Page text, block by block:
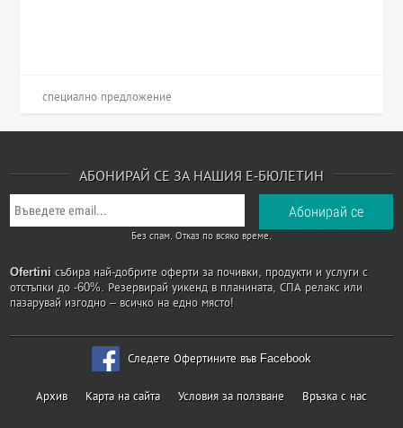
специално предложение
АБОНИРАЙ СЕ ЗА НАШИЯ Е-БЮЛЕТИН
Без спам. Отказ по всяко време.
Ofertini събира най-добрите оферти за почивки, продукти и услуги с
отстъпки до -60%. Резервирай уикенд в планината, СПА релакс или
пазарувай изгодно – всичко на едно място!
Следете Офертините във Facebook
Архив Карта на сайта Условия за ползване Връзка с нас